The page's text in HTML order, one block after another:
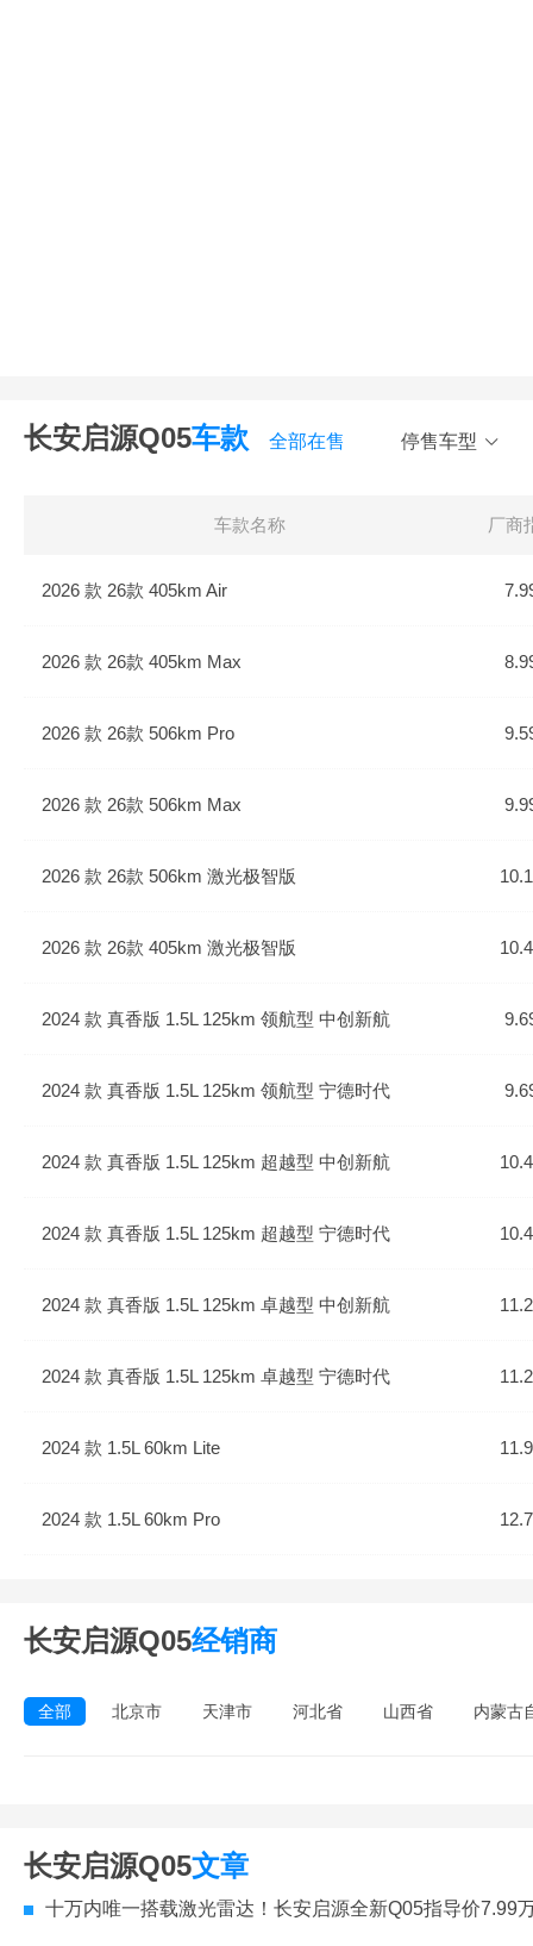
长安启源Q05车款 全部在售 停售车型
车款名称 厂商
2026 款 26款 405km Air
2026 款 26款 405km Max
2026 款 26款 506km Pro
2026 款 26款 506km Max
2026 款 26款 506km 激光极智版
2026 款 26款 405km 激光极智版
2024 款 真香版 1.5L 125km 领航型 中创新航
2024 款 真香版 1.5L 125km 领航型 宁德时代
2024 款 真香版 1.5L 125km 超越型 中创新航
2024 款 真香版 1.5L 125km 超越型 宁德时代
2024 款 真香版 1.5L 125km 卓越型 中创新航
2024 款 真香版 1.5L 125km 卓越型 宁德时代
2024 款 1.5L 60km Lite
2024 款 1.5L 60km Pro
长安启源Q05经销商
全部 北京市 天津市 河北省 山西省 内蒙古
长安启源Q05文章
十万内唯一搭载激光雷达！长安启源全新Q05指导价7.99万-